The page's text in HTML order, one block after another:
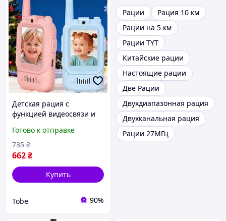
Детская рация с
функцией видеосвязи и
ART-0696 Лучшая цена
Готово к отправке
662₴
735 ₴
Купить
Tobe 90%
Рации
Рация 10 км
Рации на 5 км
Рации TYT
Китайские рации
Настоящие рации
Две Рации
Двухдиапазонная рация
Двухканальная рация
Рации 27МГц